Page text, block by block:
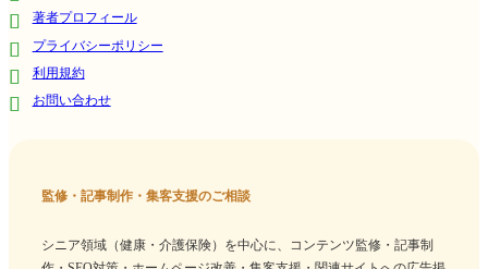
著者プロフィール
プライバシーポリシー
利用規約
お問い合わせ
監修・記事制作・集客支援のご相談
シニア領域（健康・介護保険）を中心に、コンテンツ監修・記事制